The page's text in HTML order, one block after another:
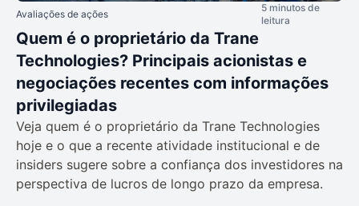
Avaliações de ações
5 minutos de
leitura
Quem é o proprietário da Trane
Technologies? Principais acionistas e
negociações recentes com informações
privilegiadas
Veja quem é o proprietário da Trane Technologies
hoje e o que a recente atividade institucional e de
insiders sugere sobre a confiança dos investidores na
perspectiva de lucros de longo prazo da empresa.